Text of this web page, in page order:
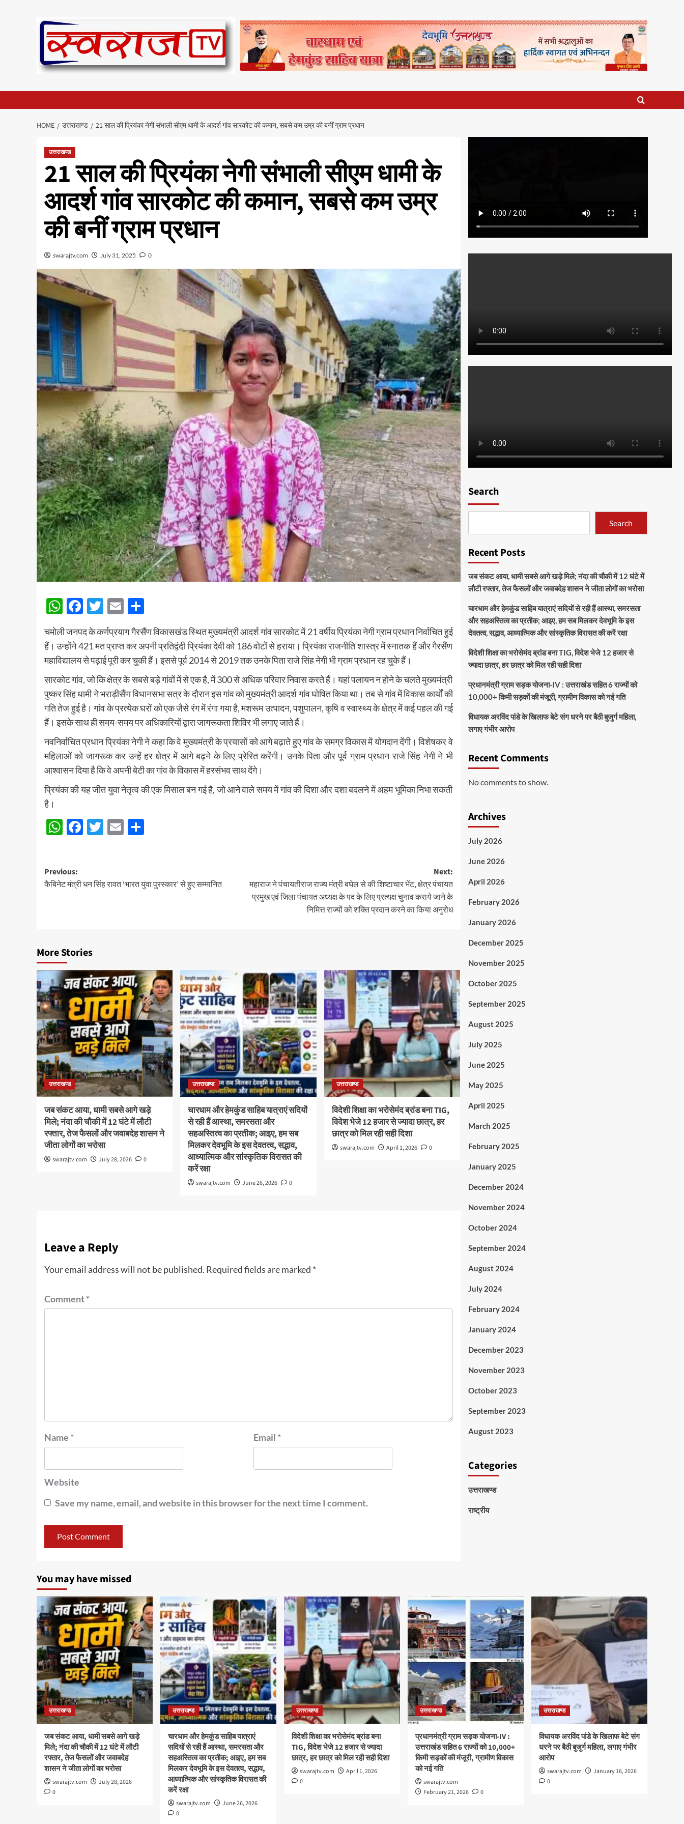
HOME उत्तराखण्ड 21 साल की प्रियंका नेगी संभाली सीएम धामी के आदर्श गांव सारकोट की कमान, सबसे कम उम्र की बनीं ग्राम प्रधान
उत्तराखण्ड
21 साल की प्रियंका नेगी संभाली सीएम धामी के
आदर्श गांव सारकोट की कमान, सबसे कम उम्र
की बनीं ग्राम प्रधान
swarajtv.com July 31, 2025 0
WhatsApp
Facebook
Twitter
Email
चमोली जनपद के कर्णप्रयाग गैरसैंण विकासखंड स्थित मुख्यमंत्री आदर्श गांव सारकोट में 21 वर्षीय प्रियंका नेगी ग्राम प्रधान निर्वाचित हुई
हैं। उन्होंने 421 मत प्राप्त कर अपनी प्रतिद्वंदी प्रियंका देवी को 186 वोटों से हराया। प्रियंका राजनीति शास्त्र में स्नातक हैं और गैरसैंण
महाविद्यालय से पढ़ाई पूरी कर चुकी हैं। इससे पूर्व 2014 से 2019 तक उनके पिता राजे सिंह नेगी भी ग्राम प्रधान रह चुके हैं।
सारकोट गांव, जो कि क्षेत्र के सबसे बड़े गांवों में से एक है, में 300 से अधिक परिवार निवास करते हैं। यहां पलायन न होने के चलते मुख्यमंत्री
पुष्कर सिंह धामी ने भराड़ीसैंण विधानसभा सत्र के दौरान इस गांव को मुख्यमंत्री आदर्श गांव घोषित किया था। तब से गांव में विकास कार्यों की
गति तेज हुई है। गांव के प्रत्येक घरों को एक जैसे रंग में रंगा गया है, मशरूम उत्पादन, पशुपालन, कृषि व स्वास्थ्य के क्षेत्र में कई पहल की गई
हैं। इसके साथ ही समय-समय पर अधिकारियों द्वारा जागरूकता शिविर भी लगाए जाते हैं।
नवनिर्वाचित प्रधान प्रियंका नेगी ने कहा कि वे मुख्यमंत्री के प्रयासों को आगे बढ़ाते हुए गांव के समग्र विकास में योगदान देंगी। विशेषकर वे
महिलाओं को जागरूक कर उन्हें हर क्षेत्र में आगे बढ़ने के लिए प्रेरित करेंगी। उनके पिता और पूर्व ग्राम प्रधान राजे सिंह नेगी ने भी
आश्वासन दिया है कि वे अपनी बेटी का गांव के विकास में हरसंभव साथ देंगे।
प्रियंका की यह जीत युवा नेतृत्व की एक मिसाल बन गई है, जो आने वाले समय में गांव की दिशा और दशा बदलने में अहम भूमिका निभा सकती
है।
WhatsApp
Facebook
Twitter
Email
Post
navigation
Previous:
कैबिनेट मंत्री धन सिंह रावत ‘भारत युवा पुरस्कार’ से हुए सम्मानित
Next:
महाराज ने पंचायतीराज राज्य मंत्री बघेल से की शिष्टाचार भेंट, क्षेत्र पंचायत
प्रमुख एवं जिला पंचायत अध्यक्ष के पद के लिए प्रत्यक्ष चुनाव कराये जाने के
निमित्त राज्यों को शक्ति प्रदान करने का किया अनुरोध
More Stories
उत्तराखण्ड
जब संकट आया, धामी सबसे आगे खड़े
मिले; नंदा की चौकी में 12 घंटे में लौटी
रफ्तार, तेज फैसलों और जवाबदेह शासन ने
जीता लोगों का भरोसा
swarajtv.com July 28, 2026 0
उत्तराखण्ड
चारधाम और हेमकुंड साहिब यात्राएं सदियों
से रही हैं आस्था, समरसता और
सहअस्तित्व का प्रतीक; आइए, हम सब
मिलकर देवभूमि के इस देवतत्व, सद्भाव,
आध्यात्मिक और सांस्कृतिक विरासत की
करें रक्षा
swarajtv.com June 26, 2026 0
उत्तराखण्ड
विदेशी शिक्षा का भरोसेमंद ब्रांड बना TIG,
विदेश भेजे 12 हजार से ज्यादा छात्र, हर
छात्र को मिल रही सही दिशा
swarajtv.com April 1, 2026 0
Leave a Reply
Your email address will not be published. Required fields are marked *
Comment*
Name * Email *
Website
Save my name, email, and website in this browser for the next time I comment.
Search
Search
Recent Posts
जब संकट आया, धामी सबसे आगे खड़े मिले; नंदा की चौकी में 12 घंटे में
लौटी रफ्तार, तेज फैसलों और जवाबदेह शासन ने जीता लोगों का भरोसा
चारधाम और हेमकुंड साहिब यात्राएं सदियों से रही हैं आस्था, समरसता
और सहअस्तित्व का प्रतीक; आइए, हम सब मिलकर देवभूमि के इस
देवतत्व, सद्भाव, आध्यात्मिक और सांस्कृतिक विरासत की करें रक्षा
विदेशी शिक्षा का भरोसेमंद ब्रांड बना TIG, विदेश भेजे 12 हजार से
ज्यादा छात्र, हर छात्र को मिल रही सही दिशा
प्रधानमंत्री ग्राम सड़क योजना-IV : उत्तराखंड सहित 6 राज्यों को
10,000+ किमी सड़कों की मंजूरी, ग्रामीण विकास को नई गति
विधायक अरविंद पांडे के खिलाफ बेटे संग धरने पर बैठी बुजुर्ग महिला,
लगाए गंभीर आरोप
Recent Comments
No comments to show.
Archives
July 2026
June 2026
April 2026
February 2026
January 2026
December 2025
November 2025
October 2025
September 2025
August 2025
July 2025
June 2025
May 2025
April 2025
March 2025
February 2025
January 2025
December 2024
November 2024
October 2024
September 2024
August 2024
July 2024
February 2024
January 2024
December 2023
November 2023
October 2023
September 2023
August 2023
Categories
उत्तराखण्ड
राष्ट्रीय
You may have missed
उत्तराखण्ड
जब संकट आया, धामी सबसे आगे खड़े
मिले; नंदा की चौकी में 12 घंटे में लौटी
रफ्तार, तेज फैसलों और जवाबदेह
शासन ने जीता लोगों का भरोसा
swarajtv.com
July 28, 2026
0
उत्तराखण्ड
चारधाम और हेमकुंड साहिब यात्राएं
सदियों से रही हैं आस्था, समरसता और
सहअस्तित्व का प्रतीक; आइए, हम सब
मिलकर देवभूमि के इस देवतत्व, सद्भाव,
आध्यात्मिक और सांस्कृतिक विरासत की
करें रक्षा
swarajtv.com
June 26, 2026
0
उत्तराखण्ड
विदेशी शिक्षा का भरोसेमंद ब्रांड बना
TIG, विदेश भेजे 12 हजार से ज्यादा
छात्र, हर छात्र को मिल रही सही दिशा
swarajtv.com
April 1, 2026
0
उत्तराखण्ड
प्रधानमंत्री ग्राम सड़क योजना-IV :
उत्तराखंड सहित 6 राज्यों को 10,000+
किमी सड़कों की मंजूरी, ग्रामीण विकास
को नई गति
swarajtv.com
February 21, 2026
0
उत्तराखण्ड
विधायक अरविंद पांडे के खिलाफ बेटे संग
धरने पर बैठी बुजुर्ग महिला, लगाए गंभीर
आरोप
swarajtv.com
January 16, 2026
0